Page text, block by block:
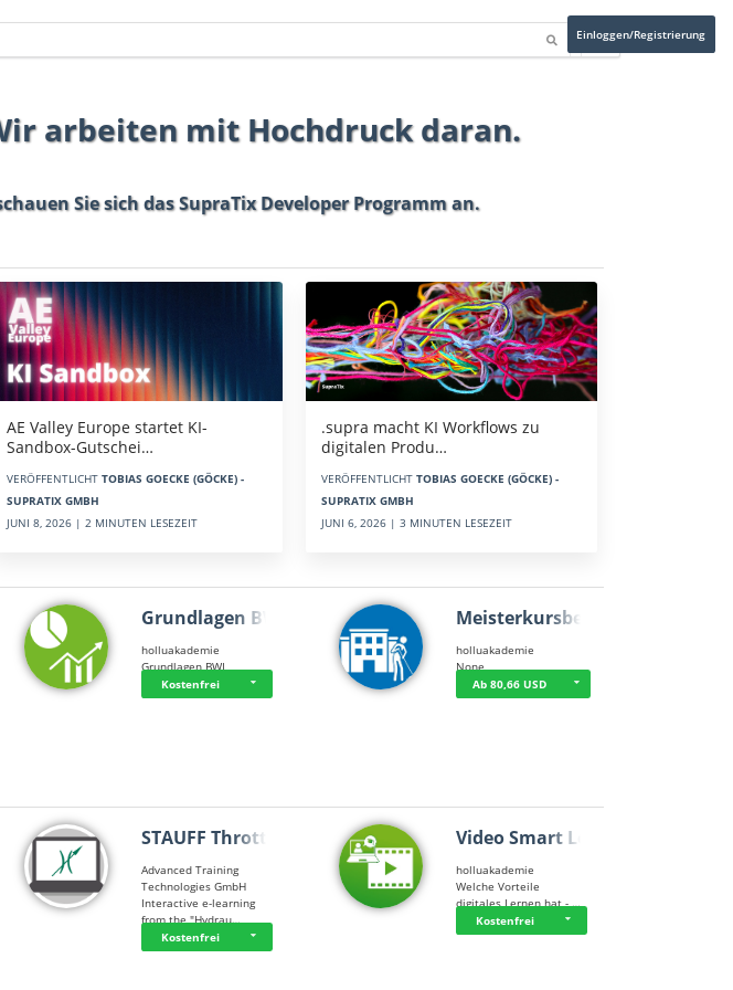
Einloggen/Registrierung
arbeiten mit Hochdruck daran.
Sie sich dasSupraTix Developer Programman.
AE Valley Europe startet KI-
Sandbox-Gutschei…
VERÖFFENTLICHT TOBIAS GOECKE (GÖCKE) -
SUPRATIX GMBH
JUNI 8, 2026 | 2 MINUTEN LESEZEIT
.supra macht KI Workflows zu
digitalen Produ…
VERÖFFENTLICHT TOBIAS GOECKE (GÖCKE) -
SUPRATIX GMBH
JUNI 6, 2026 | 3 MINUTEN LESEZEIT
Grundlagen BWL
holluakademie
Grundlagen BWL
Kostenfrei
Meisterkursbegl…
holluakademie
None
Ab 80,66 USD
STAUFF Throttle…
Advanced Training
Technologies GmbH
Interactive e-learning
from the "Hydrau…
Kostenfrei
Video Smart Lea…
holluakademie
Welche Vorteile
digitales Lernen hat - …
Kostenfrei